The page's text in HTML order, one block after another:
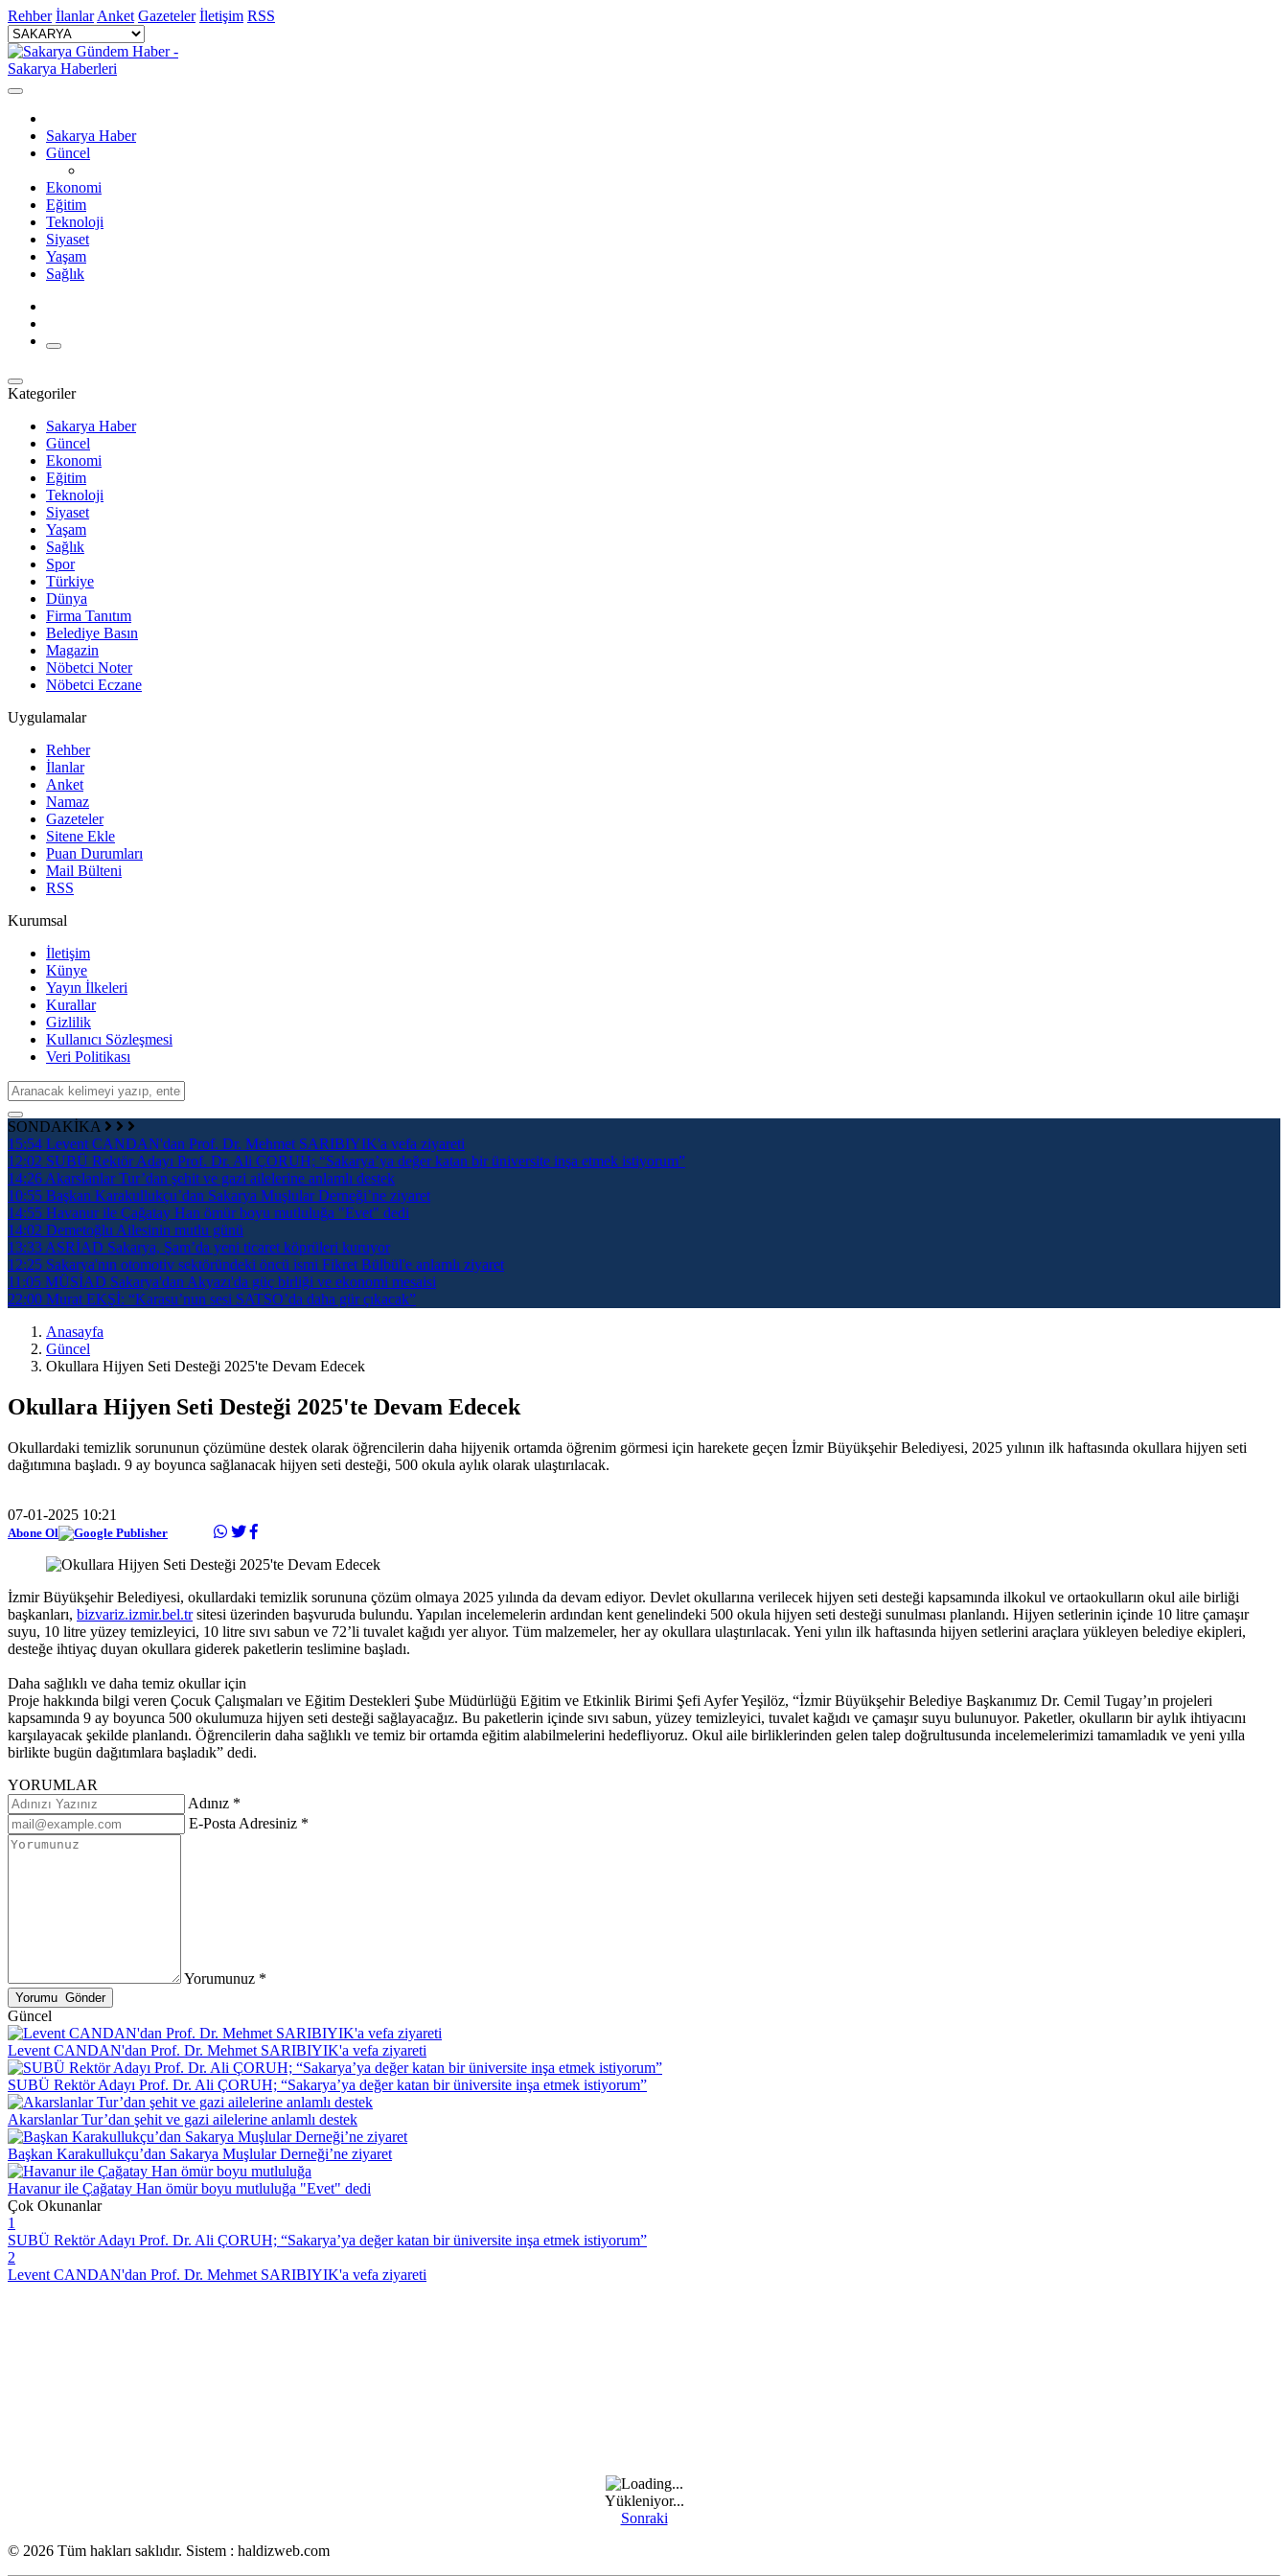
Rehber İlanlar Anket Gazeteler İletişim RSS
Sakarya Haber
Güncel
Ekonomi
Eğitim
Teknoloji
Siyaset
Yaşam
Sağlık
Kategoriler
Sakarya Haber
Güncel
Ekonomi
Eğitim
Teknoloji
Siyaset
Yaşam
Sağlık
Spor
Türkiye
Dünya
Firma Tanıtım
Belediye Basın
Magazin
Nöbetci Noter
Nöbetci Eczane
Uygulamalar
Rehber
İlanlar
Anket
Namaz
Gazeteler
Sitene Ekle
Puan Durumları
Mail Bülteni
RSS
Kurumsal
İletişim
Künye
Yayın İlkeleri
Kurallar
Gizlilik
Kullanıcı Sözleşmesi
Veri Politikası
SONDAKİKA
15:54 Levent CANDAN'dan Prof. Dr. Mehmet SARIBIYIK'a vefa ziyareti
12:02 SUBÜ Rektör Adayı Prof. Dr. Ali ÇORUH; “Sakarya’ya değer katan bir üniversite inşa etmek istiyorum”
14:26 Akarslanlar Tur’dan şehit ve gazi ailelerine anlamlı destek
10:55 Başkan Karakullukçu’dan Sakarya Muşlular Derneği’ne ziyaret
14:55 Havanur ile Çağatay Han ömür boyu mutluluğa "Evet" dedi
14:02 Demetoğlu Ailesinin mutlu günü
13:33 ASRİAD Sakarya, Şam’da yeni ticaret köprüleri kuruyor
12:25 Sakarya'nın otomotiv sektöründeki öncü ismi Fikret Bülbül'e anlamlı ziyaret
11:05 MÜSİAD Sakarya'dan Akyazı'da güç birliği ve ekonomi mesaisi
22:00 Murat EKŞİ: “Karasu’nun sesi SATSO’da daha gür çıkacak”
Anasayfa
Güncel
Okullara Hijyen Seti Desteği 2025'te Devam Edecek
Okullara Hijyen Seti Desteği 2025'te Devam Edecek
Okullardaki temizlik sorununun çözümüne destek olarak öğrencilerin daha hijyenik ortamda öğrenim görmesi için harekete geçen İzmir Büyükşehir Belediyesi, 2025 yılının ilk haftasında okullara hijyen seti
dağıtımına başladı. 9 ay boyunca sağlanacak hijyen seti desteği, 500 okula aylık olarak ulaştırılacak.
07-01-2025 10:21
Abone Ol
İzmir Büyükşehir Belediyesi, okullardaki temizlik sorununa çözüm olmaya 2025 yılında da devam ediyor. Devlet okullarına verilecek hijyen seti desteği kapsamında ilkokul ve ortaokulların okul aile birliği
başkanları, bizvariz.izmir.bel.trsitesi üzerinden başvuruda bulundu. Yapılan incelemelerin ardından kent genelindeki 500 okula hijyen seti desteği sunulması planlandı. Hijyen setlerinin içinde 10 litre çamaşır
suyu, 10 litre yüzey temizleyici, 10 litre sıvı sabun ve 72’li tuvalet kağıdı yer alıyor. Tüm malzemeler, her ay okullara ulaştırılacak. Yeni yılın ilk haftasında hijyen setlerini araçlara yükleyen belediye ekipleri,
desteğe ihtiyaç duyan okullara giderek paketlerin teslimine başladı.
Daha sağlıklı ve daha temiz okullar için
Proje hakkında bilgi veren Çocuk Çalışmaları ve Eğitim Destekleri Şube Müdürlüğü Eğitim ve Etkinlik Birimi Şefi Ayfer Yeşilöz, “İzmir Büyükşehir Belediye Başkanımız Dr. Cemil Tugay’ın projeleri
kapsamında 9 ay boyunca 500 okulumuza hijyen seti desteği sağlayacağız. Bu paketlerin içinde sıvı sabun, yüzey temizleyici, tuvalet kağıdı ve çamaşır suyu bulunuyor. Paketler, okulların bir aylık ihtiyacını
karşılayacak şekilde planlandı. Öğrencilerin daha sağlıklı ve temiz bir ortamda eğitim alabilmelerini hedefliyoruz. Okul aile birliklerinden gelen talep doğrultusunda incelemelerimizi tamamladık ve yeni yılla
birlikte bugün dağıtımlara başladık” dedi.
YORUMLAR
Adınız *
E-Posta Adresiniz *
Yorumunuz *
Güncel
Levent CANDAN'dan Prof. Dr. Mehmet SARIBIYIK'a vefa ziyareti
SUBÜ Rektör Adayı Prof. Dr. Ali ÇORUH; “Sakarya’ya değer katan bir üniversite inşa etmek istiyorum”
Akarslanlar Tur’dan şehit ve gazi ailelerine anlamlı destek
Başkan Karakullukçu’dan Sakarya Muşlular Derneği’ne ziyaret
Havanur ile Çağatay Han ömür boyu mutluluğa "Evet" dedi
Çok Okunanlar
1
SUBÜ Rektör Adayı Prof. Dr. Ali ÇORUH; “Sakarya’ya değer katan bir üniversite inşa etmek istiyorum”
2
Levent CANDAN'dan Prof. Dr. Mehmet SARIBIYIK'a vefa ziyareti
Yükleniyor...
Sonraki
© 2026 Tüm hakları saklıdır. Sistem : haldizweb.com